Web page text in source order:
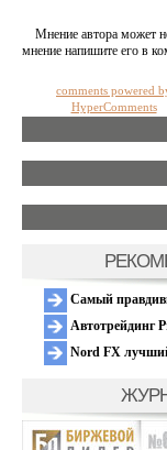
Мнение автора может
мнение напишите его в
comments powered
HyperComments
Самый
Автотрейдинг
Nord FX